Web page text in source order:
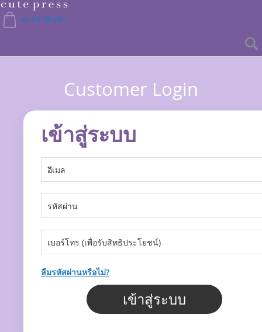
Skip
to
Content
ตะกร้าสินค้า
Customer Login
เข้าสู่ระบบ
ลืมรหัสผ่านหรือไม่?
เข้าสู่ระบบ